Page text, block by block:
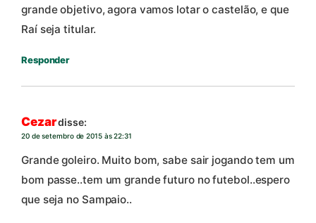
grande objetivo, agora vamos lotar o castelão, e que
Raí seja titular.
Responder
Cezardisse:
20 de setembro de 2015 às 22:31
Grande goleiro. Muito bom, sabe sair jogando tem um
bom passe..tem um grande futuro no futebol..espero
que seja no Sampaio..